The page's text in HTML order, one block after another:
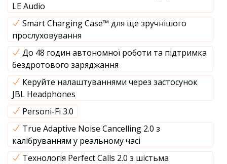
LE Audio
Smart Charging Case™ для ще зручнішого
прослуховування
До 48 годин автономної роботи та підтримка
бездротового заряджання
Керуйте налаштуваннями через застосунок
JBL Headphones
Personi-Fi 3.0
True Adaptive Noise Cancelling 2.0 з
калібруванням у реальному часі
Технологія Perfect Calls 2.0 з шістьма